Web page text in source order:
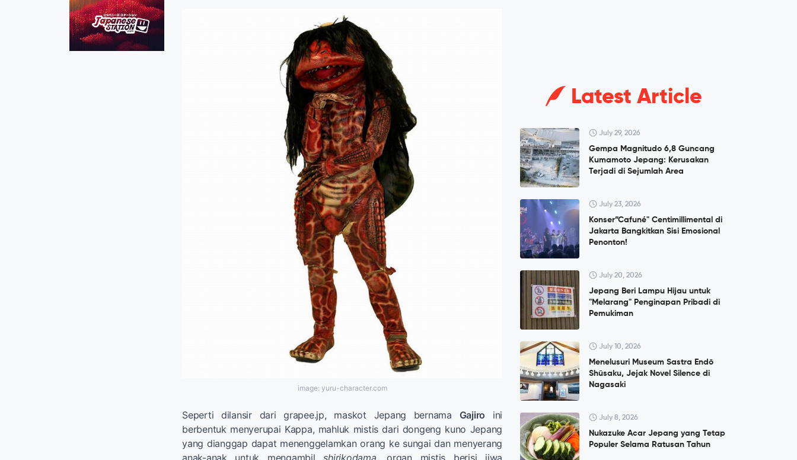
image: yuru-character.com
Seperti dilansir dari grapee.jp, maskot Jepang bernama Gajiro ini
berbentuk menyerupai Kappa, mahluk mistis dari dongeng kuno Jepang
yang dianggap dapat menenggelamkan orang ke sungai dan menyerang
Latest Article
July 29, 2026
Gempa Magnitudo 6,8 Guncang
Kumamoto Jepang: Kerusakan
Terjadi di Sejumlah Area
July 23, 2026
Konser”Cafuné" Centimillimental di
Jakarta Bangkitkan Sisi Emosional
Penonton!
July 20, 2026
Jepang Beri Lampu Hijau untuk
"Melarang" Penginapan Pribadi di
Pemukiman
July 10, 2026
Menelusuri Museum Sastra Endō
Shūsaku, Jejak Novel Silence di
Nagasaki
July 8, 2026
Nukazuke Acar Jepang yang Tetap
Populer Selama Ratusan Tahun